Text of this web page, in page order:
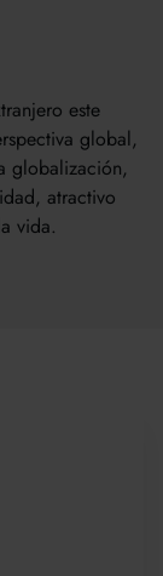
este
global,
globalización,
atractivo
vida.